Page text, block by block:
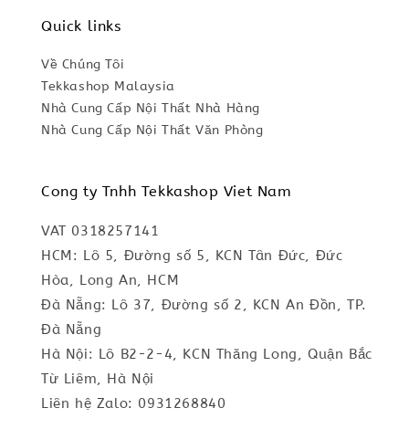
Quick links
Về Chúng Tôi
Tekkashop Malaysia
Nhà Cung Cấp Nội Thất Nhà Hàng
Nhà Cung Cấp Nội Thất Văn Phòng
Cong ty Tnhh Tekkashop Viet Nam
VAT 0318257141
HCM: Lô 5, Đường số 5, KCN Tân Đức, Đức
Hòa, Long An, HCM
Đà Nẵng: Lô 37, Đường số 2, KCN An Đồn, TP.
Đà Nẵng
Hà Nội: Lô B2-2-4, KCN Thăng Long, Quận Bắc
Từ Liêm, Hà Nội
Liên hệ Zalo: 0931268840